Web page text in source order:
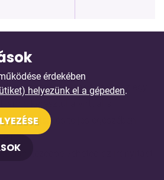
érdekében
helyezünk el a gépeden.
részletesen
szolgáltatás tartalmaz egy
és teljes egészében
kezedbe veheted az irányítást